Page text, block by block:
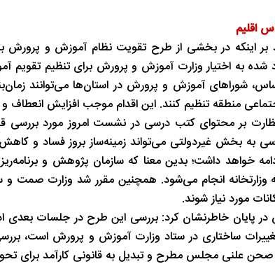
اقلیم
بر اینکه در بخشی از طرح تقویت نظام آموزش و پرورش
به اختیار وزارت آموزش و پرورش برای تنظیم تقویم
شوراهای آموزش و پرورش در استان‌ها می‌توانند
منطقه تنظیم کنند. این اقدام موجب افزایش
بر محتوای کتب درسی در نشست امروز مورد بررسی
به بخش غیردولتی می‌تواند زمینه‌ساز بروز فساد و
خواهد داشت؛ بدین معنا که سازمان پژوهش و
انجام می‌شود. همچنین مقرر شد وزارت صمت و
مورد نیاز شوند.
پایان خاطرنشان کرد: بررسی این طرح در جلسات بعدی
ساختاری در ستاد وزارت آموزش و پرورش
علنی مجلس مطرح و تبدیل به قانونی کارآمد برای
دل روستاهای گیلان